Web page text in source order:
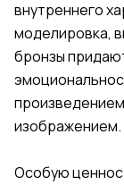
внутреннего
моделировка,
бронзы
изображением.
Особую